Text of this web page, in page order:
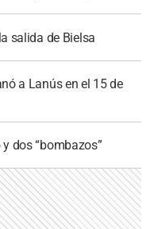
salida de Bielsa
a Lanús en el 15 de
dos “bombazos”